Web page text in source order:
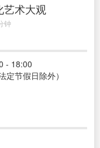
艺术大观
钟
- 18:00
节假日除外）